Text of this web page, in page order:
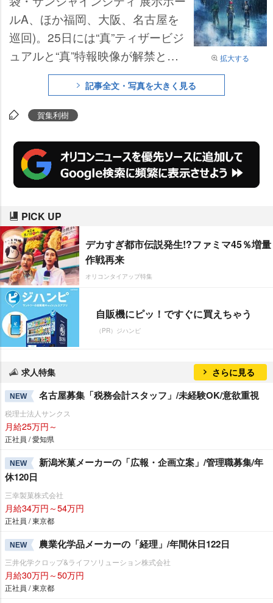
拡大する
ルA、ほか福岡、大阪、名古屋を
巡回)。25日には“真”ティザービジ
ュアルと“真”特報映像が解禁とな
記事全文・写真を大きく見る
賀集利樹
PICK UP
デカすぎ都市伝説発生!?ファミマ45％増量
作戦再来
オリコンタイアップ特集
自販機にピッ！ですぐに買えちゃう
（PR）ジハンピ
求人特集 さらに見る
NEW 名古屋募集「税務会計スタッフ」/未経験OK/意欲重視
税理士法人サンクス
月給25万円～
正社員 / 愛知県
NEW
新潟米菓メーカーの「広報・企画立案」/管理職募集/年
休120日
三幸製菓株式会社
月給34万円～54万円
正社員 / 東京都
NEW 農業化学品メーカーの「経理」/年間休日122日
三井化学クロップ&ライフソリューション株式会社
月給30万円～50万円
正社員 / 東京都